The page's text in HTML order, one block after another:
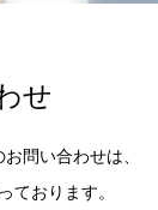
せ
問い合わせは、
ております。